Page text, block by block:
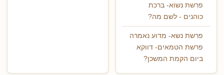
פרשת נשוא- ברכת
כוהנים - לשם מה?
פרשת נשא- מדוע נאמרה
פרשת הטמאים- דווקא
ביום הקמת המשכן?